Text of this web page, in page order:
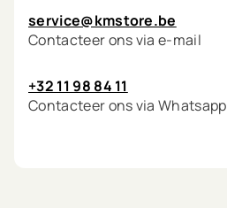
service@kmstore.be
Contacteer ons via e-mail
+32 11 98 84 11
Contacteer ons via Whatsapp